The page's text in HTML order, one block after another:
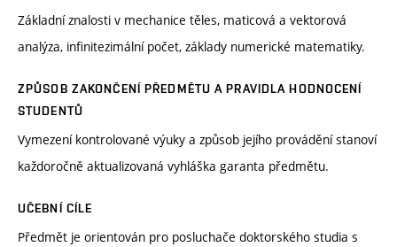
Základní znalosti v mechanice těles, maticová a vektorová
analýza, infinitezimální počet, základy numerické matematiky.
ZPŮSOB ZAKONČENÍ PŘEDMĚTU A PRAVIDLA HODNOCENÍ
STUDENTŮ
Vymezení kontrolované výuky a způsob jejího provádění stanoví
každoročně aktualizovaná vyhláška garanta předmětu.
UČEBNÍ CÍLE
Předmět je orientován pro posluchače doktorského studia s